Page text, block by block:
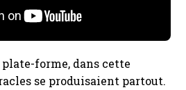
forme, dans cette
se produisaient partout.